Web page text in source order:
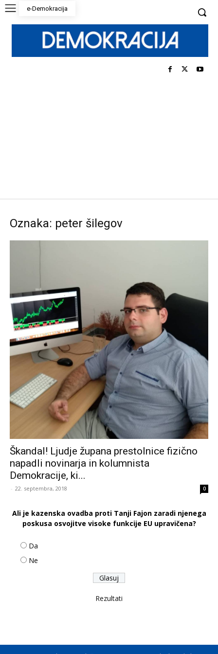
e-Demokracija
Oznaka: peter šilegov
Škandal! Ljudje župana prestolnice fizično
napadli novinarja in kolumnista
Demokracije, ki...
- 22. septembra, 2018 0
Ali je kazenska ovadba proti Tanji Fajon zaradi njenega
poskusa osvojitve visoke funkcije EU upravičena?
Da
Ne
Rezultati